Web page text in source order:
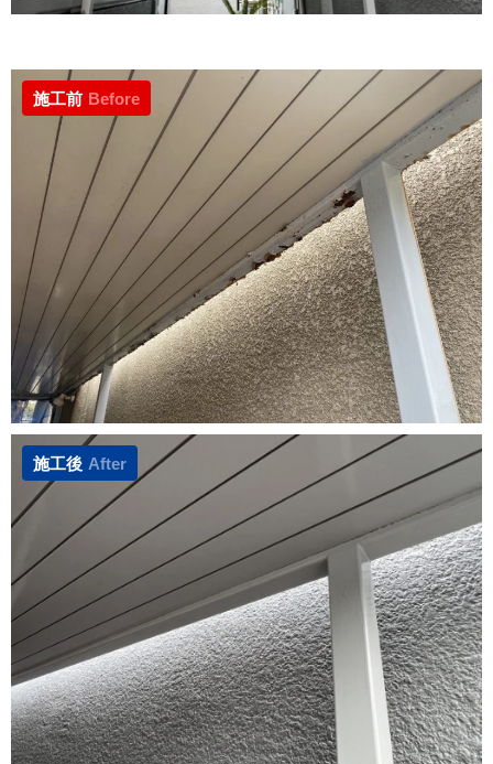
施工前 Before
施工後 After